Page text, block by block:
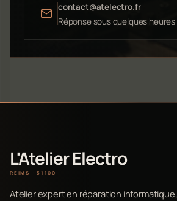
contact@atelectro.fr
Réponse sous quelques heures
L'Atelier Electro
REIMS · 51100
Atelier expert en réparation informatique,